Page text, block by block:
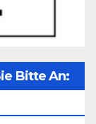
Bitte An: